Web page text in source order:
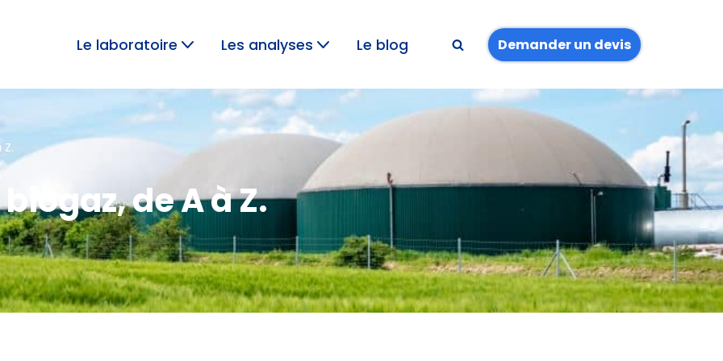
Le laboratoire Les analyses
ANALYSES DE GAZ
Le blog Demander un devis
de A à Z.